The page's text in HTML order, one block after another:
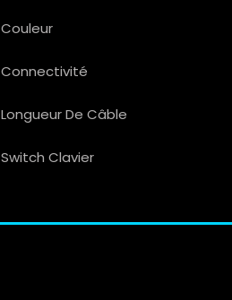
Couleur
Connectivité
Longueur De Câble
Switch Clavier